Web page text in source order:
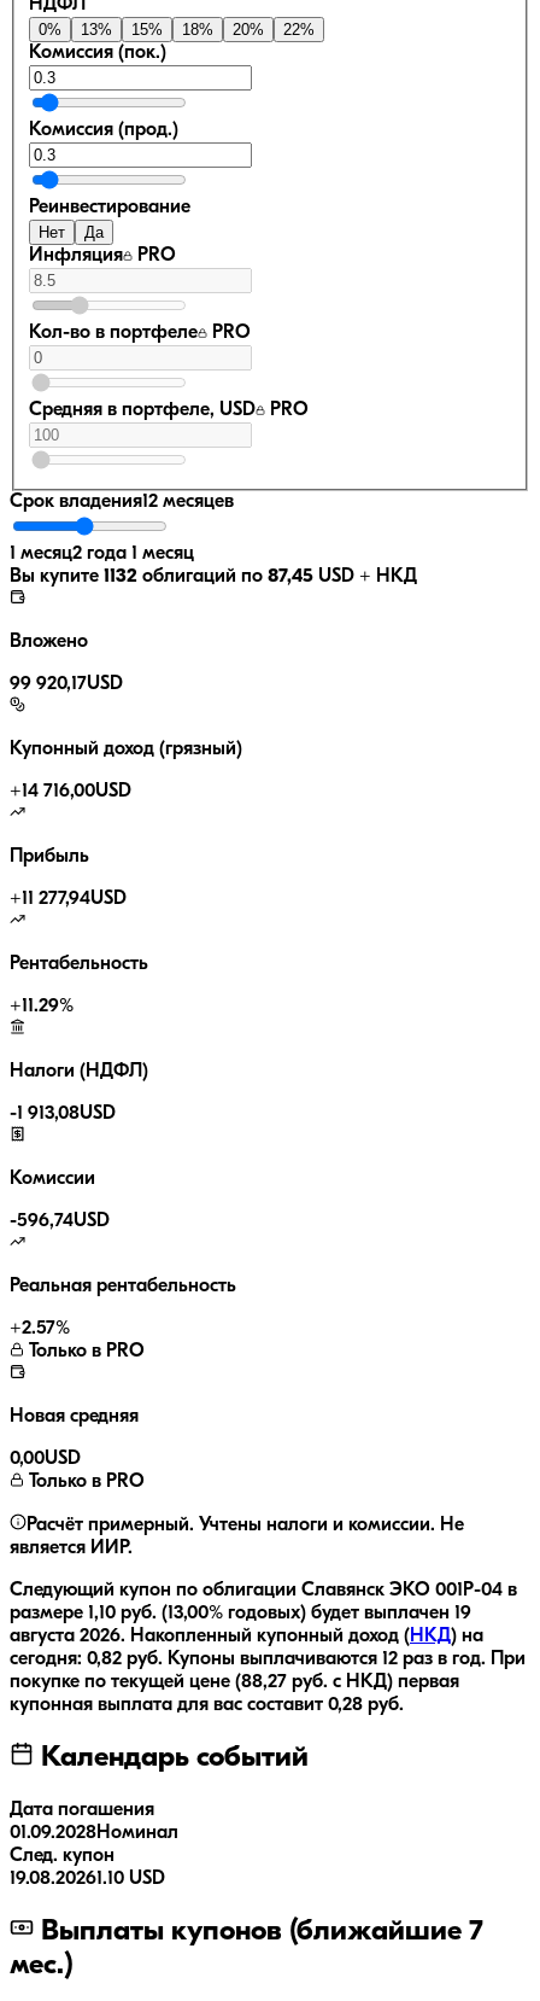
НДФЛ
0% 13% 15% 18% 20% 22%
Комиссия (пок.)
Комиссия (прод.)
Реинвестирование
Нет Да
Инфляция PRO
Кол-во в портфеле PRO
Средняя в портфеле, USD PRO
Срок владения12 месяцев
1 месяц2 года 1 месяц
Вы купите 1132 облигаций по 87,45 USD + НКД
Вложено
99 920,17USD
Купонный доход (грязный)
+14 716,00USD
Прибыль
+11 277,94USD
Рентабельность
+11.29%
Налоги (НДФЛ)
-1 913,08USD
Комиссии
-596,74USD
Реальная рентабельность
+2.57%
Только в PRO
Новая средняя
0,00USD
Только в PRO
Расчёт примерный. Учтены налоги и комиссии. Не
является ИИР.
Следующий купон по облигации Славянск ЭКО 001Р-04 в
размере 1,10 руб. (13,00% годовых) будет выплачен 19
августа 2026. Накопленный купонный доход ( НКД) на
сегодня: 0,82 руб. Купоны выплачиваются 12 раз в год.
При
покупке по текущей цене (88,27 руб. с НКД) первая
купонная выплата для вас составит 0,28 руб.
Календарь событий
Дата погашения
01.09.2028Номинал
След. купон
19.08.20261.10 USD
Выплаты купонов (ближайшие 7
мес.)